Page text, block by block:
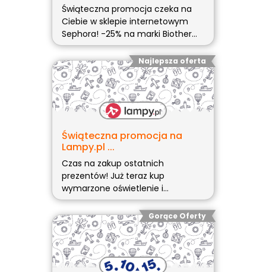
Świąteczna promocja czeka na
Ciebie w sklepie internetowym
Sephora! -25% na marki Biotherm,
YSL, Armani od 199zł!
Najlepsza oferta
Świąteczna promocja na
Lampy.pl ...
Czas na zakup ostatnich
prezentów! Już teraz kup
wymarzone oświetlenie i
zagwarantuj sobie 12% rabatu,
minimum zakupowe wynosi 500
zł, kod rabatowy można (więcej…)
Gorące Oferty